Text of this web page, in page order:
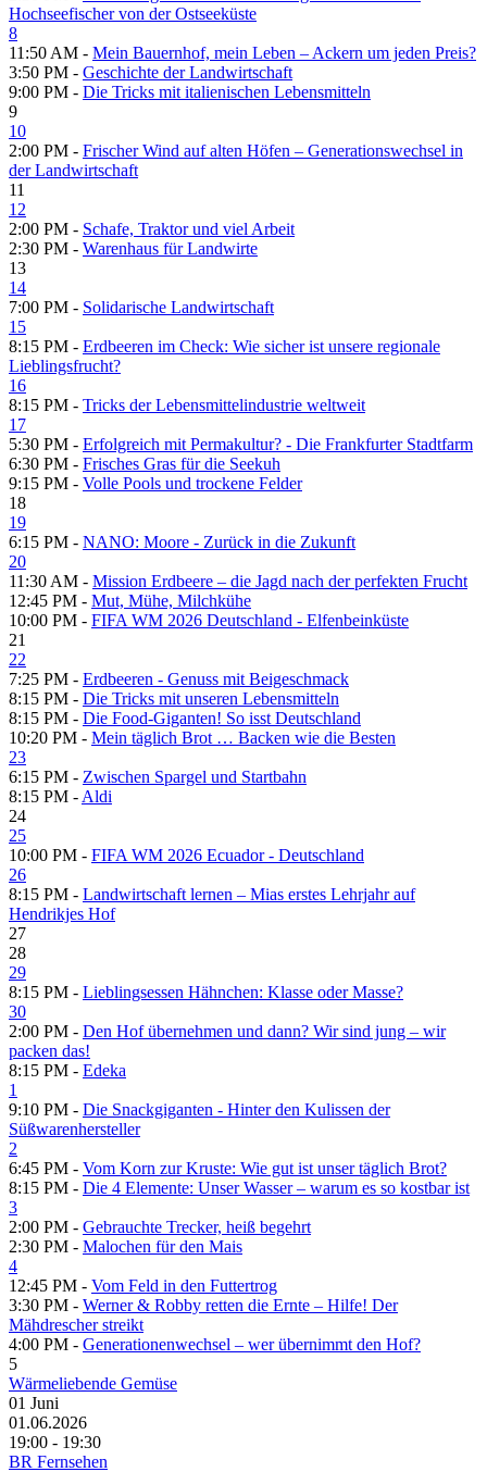
Hochseefischer von der Ostseeküste
8
11:50 AM - Mein Bauernhof, mein Leben – Ackern um jeden Preis?
3:50 PM - Geschichte der Landwirtschaft
9:00 PM - Die Tricks mit italienischen Lebensmitteln
9
10
2:00 PM - Frischer Wind auf alten Höfen – Generationswechsel in
der Landwirtschaft
11
12
2:00 PM - Schafe, Traktor und viel Arbeit
2:30 PM - Warenhaus für Landwirte
13
14
7:00 PM - Solidarische Landwirtschaft
15
8:15 PM - Erdbeeren im Check: Wie sicher ist unsere regionale
Lieblingsfrucht?
16
8:15 PM - Tricks der Lebensmittelindustrie weltweit
17
5:30 PM - Erfolgreich mit Permakultur? - Die Frankfurter Stadtfarm
6:30 PM - Frisches Gras für die Seekuh
9:15 PM - Volle Pools und trockene Felder
18
19
6:15 PM - NANO: Moore - Zurück in die Zukunft
20
11:30 AM - Mission Erdbeere – die Jagd nach der perfekten Frucht
12:45 PM - Mut, Mühe, Milchkühe
10:00 PM - FIFA WM 2026 Deutschland - Elfenbeinküste
21
22
7:25 PM - Erdbeeren - Genuss mit Beigeschmack
8:15 PM - Die Tricks mit unseren Lebensmitteln
8:15 PM - Die Food-Giganten! So isst Deutschland
10:20 PM - Mein täglich Brot … Backen wie die Besten
23
6:15 PM - Zwischen Spargel und Startbahn
8:15 PM - Aldi
24
25
10:00 PM - FIFA WM 2026 Ecuador - Deutschland
26
8:15 PM - Landwirtschaft lernen – Mias erstes Lehrjahr auf
Hendrikjes Hof
27
28
29
8:15 PM - Lieblingsessen Hähnchen: Klasse oder Masse?
30
2:00 PM - Den Hof übernehmen und dann? Wir sind jung – wir
packen das!
8:15 PM - Edeka
1
9:10 PM - Die Snackgiganten - Hinter den Kulissen der
Süßwarenhersteller
2
6:45 PM - Vom Korn zur Kruste: Wie gut ist unser täglich Brot?
8:15 PM - Die 4 Elemente: Unser Wasser – warum es so kostbar ist
3
2:00 PM - Gebrauchte Trecker, heiß begehrt
2:30 PM - Malochen für den Mais
4
12:45 PM - Vom Feld in den Futtertrog
3:30 PM - Werner & Robby retten die Ernte – Hilfe! Der
Mähdrescher streikt
4:00 PM - Generationenwechsel – wer übernimmt den Hof?
5
Wärmeliebende Gemüse
01 Juni
01.06.2026
19:00 - 19:30
BR Fernsehen